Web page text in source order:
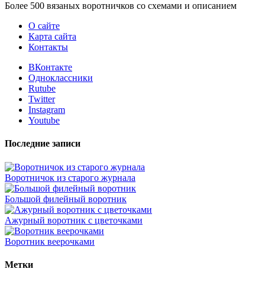
Более 500 вязаных воротничков со схемами и описанием
О сайте
Карта сайта
Контакты
ВКонтакте
Одноклассники
Rutube
Twitter
Instagram
Youtube
Последние записи
Воротничок из старого журнала
Большой филейный воротник
Ажурный воротник с цветочками
Воротник веерочками
Метки